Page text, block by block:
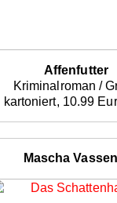
Affenfutter
Kriminalroman /
kartoniert, 10.99
Mascha